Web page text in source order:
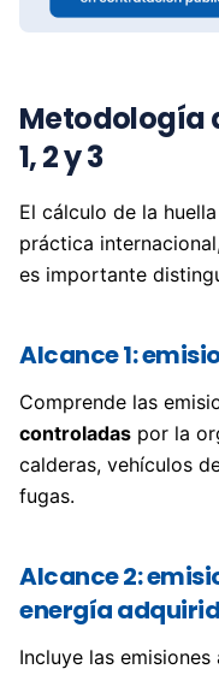
Metodología
1, 2 y 3
El cálculo de la
práctica
es importante
Alcance 1:
Comprende las
controladas por la
calderas, vehículos
fugas.
Alcance 2:
energía
Incluye las emisiones